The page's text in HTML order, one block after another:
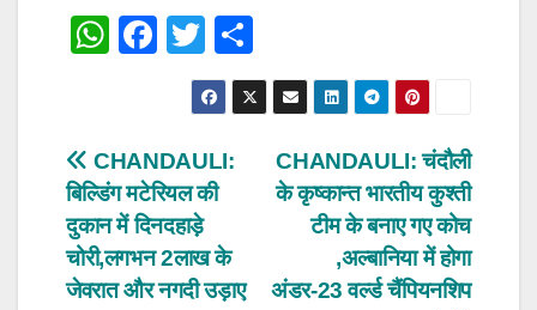
W
s
A
p
p
F
e
b
o
o
T
wi
tt
er
h
ar
Post
navigation
CHANDAULI: चंदौली
के कृष्कान्त भारतीय कुश्ती
टीम के बनाए गए कोच
,अल्बानिया में होगा
अंडर-23 वर्ल्ड चैंपियनशिप
CHANDAULI:
बिल्डिंग मटेरियल की
दुकान में दिनदहाड़े
चोरी,लगभन 2लाख के
जेवरात और नगदी उड़ाए